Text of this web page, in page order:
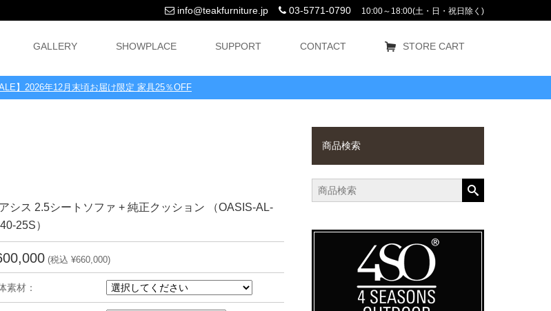
info@teakfurniture.jp 03-5771-0790 10:00～18:00(土・日・祝日除く)
GALLERY SHOWPLACE SUPPORT CONTACT STORE CART
】2026年12月末頃お届け限定 家具25％OFF
シス 2.5シートソファ + 純正クッション （OASIS-AL-
25S）
(税込 ¥660,000)
素材：
商品検索